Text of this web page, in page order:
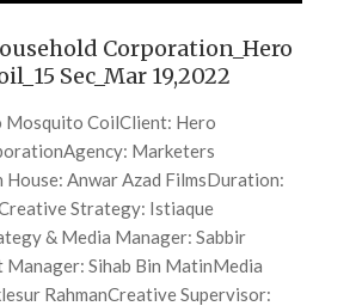
Corporation_Hero
Sec_Mar 19,2022
Mosquito CoilClient: Hero
Marketers
Anwar Azad FilmsDuration:
Strategy: Istiaque
& Media Manager: Sabbir
Manager: Sihab Bin MatinMedia
RahmanCreative Supervisor: